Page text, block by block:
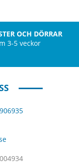
OCH DÖRRAR
3-5 veckor